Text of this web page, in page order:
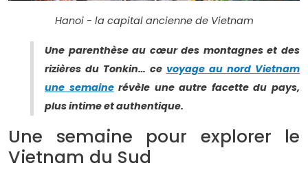
Hanoi - la capital ancienne de Vietnam
Une parenthèse au cœur des montagnes et des
rizières du Tonkin… ce voyage au nord Vietnam
une semainerévèle une autre facette du pays,
plus intime et authentique.
Une semaine pour explorer le
Vietnam du Sud